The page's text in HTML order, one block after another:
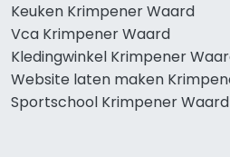
Keuken Krimpener Waard
Vca Krimpener Waard
Kledingwinkel Krimpener
Website laten maken
Sportschool Krimpener Waard